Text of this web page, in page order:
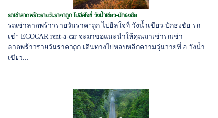
รถเช่าลาดพร้าวรายวันราคาถูก ไปฮีลใจที่ วังน้ำเขียว-ปักธงชัย
รถเช่าลาดพร้าวรายวันราคาถูก ไปฮีลใจที่ วังน้ำเขียว-ปักธงชัย รถ
เช่า ECOCAR rent-a-car จะมาขอแนะนำให้คุณมาเช่ารถเช่า
ลาดพร้าวรายวันราคาถูก เดินทางไปหลบหลีกความวุ่นวายที่ อ.วังน้ำ
เขียว...